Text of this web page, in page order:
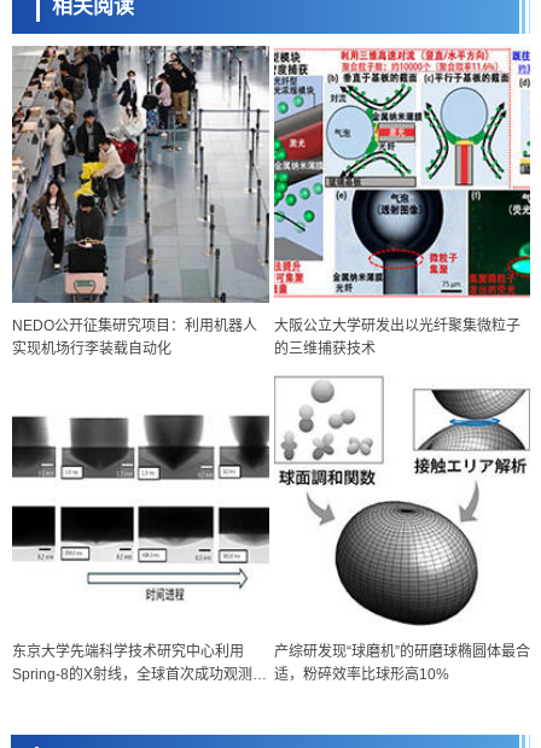
相关阅读
NEDO公开征集研究项目：利用机器人
实现机场行李装载自动化
大阪公立大学研发出以光纤聚集微粒子
的三维捕获技术
东京大学先端科学技术研究中心利用
Spring-8的X射线，全球首次成功观测金
产综研发现“球磨机”的研磨球椭圆体最合
适，粉碎效率比球形高10%
日本科研费增设国际共同研究强化新类别，促进青年研究人员赴海外开
展研究